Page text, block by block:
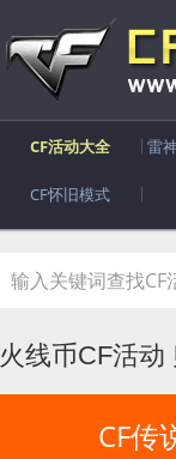
CF活动大全
CF怀旧模式
火线币CF活动
CF传